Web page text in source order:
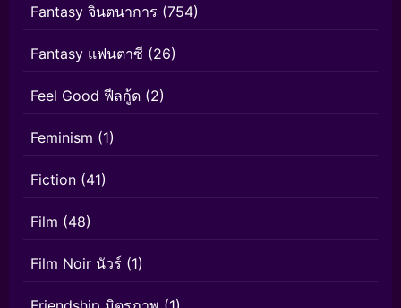
Fantasy จินตนาการ (754)
Fantasy แฟนตาซี (26)
Feel Good ฟีลกู้ด (2)
Feminism (1)
Fiction (41)
Film (48)
Film Noir นัวร์ (1)